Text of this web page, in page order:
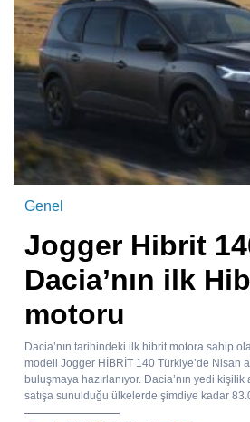
Genel
Jogger Hibrit
Dacia’nın ilk
motoru
Dacia’nın tarihindeki ilk hibrit motora sahip
modeli Jogger HİBRİT 140 Türkiye’de Nisan
buluşmaya hazırlanıyor. Dacia’nın yedi kişilik
satışa sunulduğu ülkelerde şimdiye kadar